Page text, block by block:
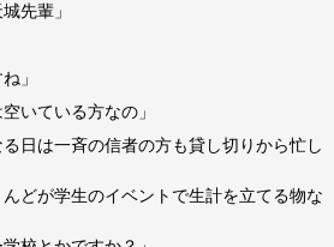
先輩」
」
いている方なの」
日は一斉の信者の方も貸し切りから忙し
どが学生のイベントで生計を立てる物な